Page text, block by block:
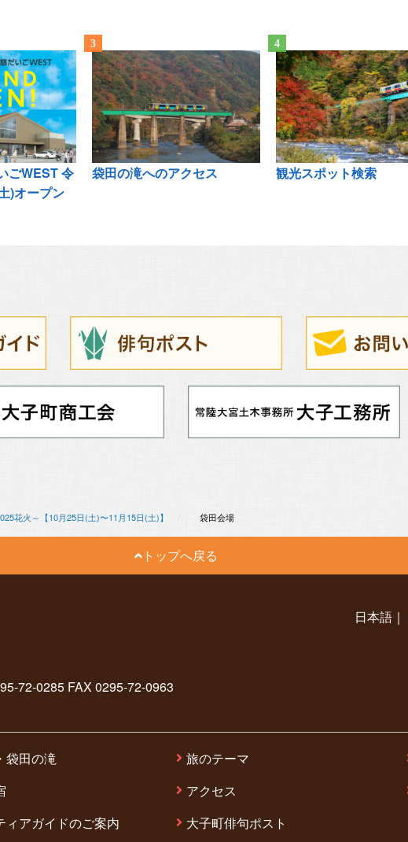
ごWEST 令
)オープン
袋田の滝へのアクセス 観光スポット検索
花火～【10月25日(土)〜11月15日(土)】 袋田会場
トップへ戻る
日本語 ｜
72-0285 FAX 0295-72-0963
袋田の滝 旅のテーマ
アクセス
ィアガイドのご案内
大子町俳句ポスト